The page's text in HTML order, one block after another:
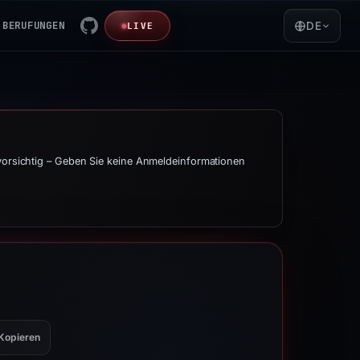
BERUFUNGEN LIVE DE
– Geben Sie keine Anmeldeinformationen